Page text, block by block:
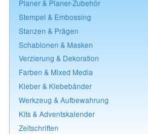
Planer & Planer-Zubehör
Stempel & Embossing
Stanzen & Prägen
Schablonen & Masken
Verzierung & Dekoration
Farben & Mixed Media
Kleber & Klebebänder
Werkzeug & Aufbewahrung
Kits & Adventskalender
Zeitschriften